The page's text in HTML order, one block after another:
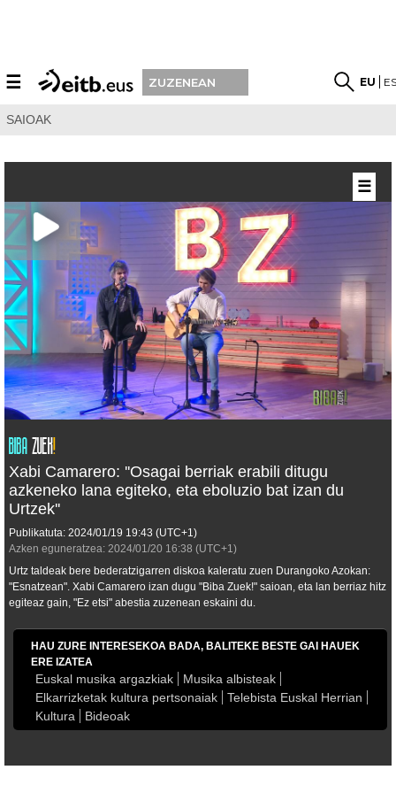
☰ ZUZENEAN EU
SAIOAK
Xabi Camarero: ''Osagai berriak erabili ditugu
azkeneko lana egiteko, eta eboluzio bat izan du
Urtzek''
Publikatuta: 2024/01/19 19:43 (UTC+1)
Azken eguneratzea: 2024/01/20 16:38 (UTC+1)
Urtz taldeak bere bederatzigarren diskoa kaleratu zuen Durangoko Azokan:
"Esnatzean". Xabi Camarero izan dugu "Biba Zuek!" saioan, eta lan berriaz hitz
egiteaz gain, "Ez etsi" abestia zuzenean eskaini du.
HAU ZURE INTERESEKOA BADA, BALITEKE BESTE GAI HAUEK
ERE IZATEA
Euskal musika argazkiak
Musika albisteak
Elkarrizketak kultura pertsonaiak
Telebista Euskal Herrian
Kultura
Bideoak
☰